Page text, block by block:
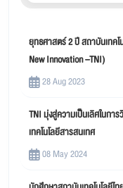
ยุทธศาสตร์ 2 ปี สถาบันเทค
New Innovation –TNI)
28 Aug 2023
TNI มุ่งสู่ความเป็นเลิศในกา
เทคโนโลยีสารสนเทศ
08 May 2024